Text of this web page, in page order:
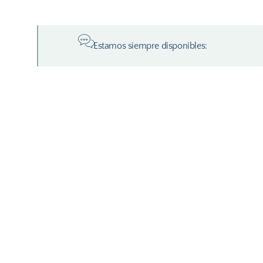
Estamos siempre disponibles: